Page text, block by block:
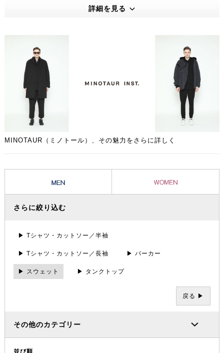
に至るまで再構築し、よりハイクオリティーで革新的な物作りをモット
ーに制作するアパレルライン。定番的なアイテム1つ1つは、コーディ
詳細を見る
MINOTAUR（ミノトール）、その魅力をさらに詳しく
さらに絞り込む
▶ Tシャツ・カットソー／半袖
▶ Tシャツ・カットソー／長袖 ▶ パーカー
▶ スウェット ▶ タンクトップ
戻る ▶
その他のカテゴリー
並び順